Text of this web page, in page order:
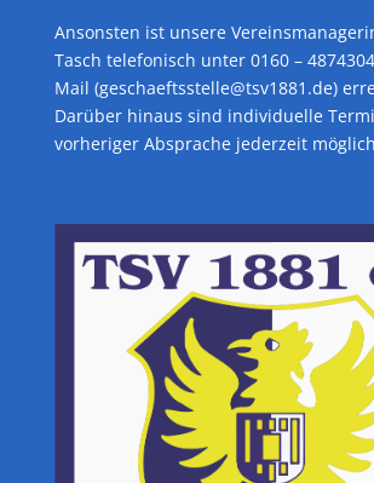
Ansonsten ist unsere
Tasch telefonisch unter 0160 –
Mail (geschaeftsstelle@tsv1881.de)
Darüber hinaus sind individuelle
vorheriger Absprache jederzeit